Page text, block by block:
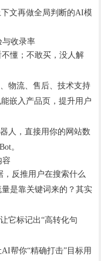
文再做全局判断的AI模
与收录率
懂；不敢买，没人解
物流、售后、技术支持
嵌入产品页，提升用户
人，直接用你的网站数
。
容
，反推用户在搜索什么
是靠关键词来的？其实
它标记出“高转化句
帮你“精确打击”目标用